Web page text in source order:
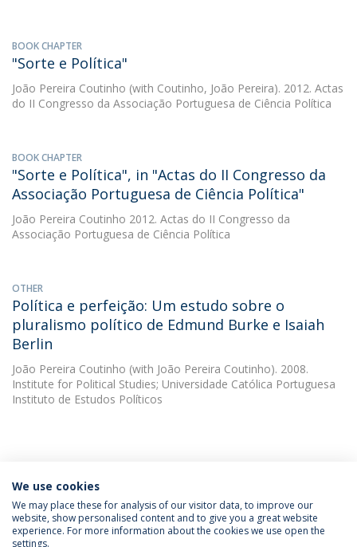
BOOK CHAPTER
"Sorte e Política"
João Pereira Coutinho (with Coutinho, João Pereira). 2012. Actas
do II Congresso da Associação Portuguesa de Ciência Política
BOOK CHAPTER
"Sorte e Política", in "Actas do II Congresso da
Associação Portuguesa de Ciência Política"
João Pereira Coutinho 2012. Actas do II Congresso da
Associação Portuguesa de Ciência Política
OTHER
Política e perfeição: Um estudo sobre o
pluralismo político de Edmund Burke e Isaiah
Berlin
João Pereira Coutinho (with João Pereira Coutinho). 2008.
Institute for Political Studies; Universidade Católica Portuguesa
Instituto de Estudos Políticos
INFORMATION FOR
We use cookies
We may place these for analysis of our visitor data, to improve our
website, show personalised content and to give you a great website
experience. For more information about the cookies we use open the
settings.